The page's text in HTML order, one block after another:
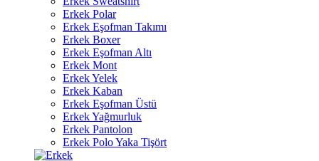
Erkek Polar
Erkek Eşofman Takımı
Erkek Boxer
Erkek Eşofman Altı
Erkek Mont
Erkek Yelek
Erkek Kaban
Erkek Eşofman Üstü
Erkek Yağmurluk
Erkek Pantolon
Erkek Polo Yaka Tişört